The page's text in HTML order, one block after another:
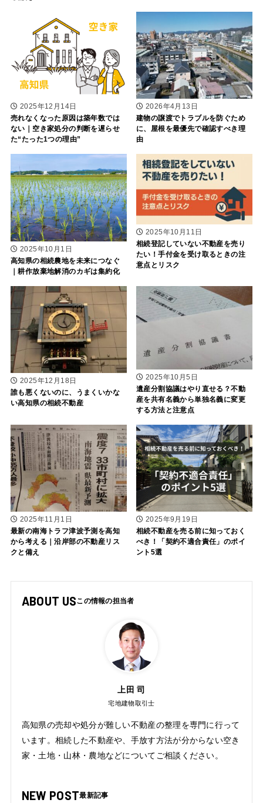
2025年12月14日
売れなくなった原因は築年数では
ない｜空き家処分の判断を遅らせ
た“たった1つの理由”
2026年4月13日
建物の譲渡でトラブルを防ぐため
に、屋根を最優先で確認すべき理
由
2025年10月1日
高知県の相続農地を未来につなぐ
｜耕作放棄地解消のカギは集約化
2025年10月11日
相続登記していない不動産を売り
たい！手付金を受け取るときの注
意点とリスク
2025年12月18日
誰も悪くないのに、うまくいかな
い高知県の相続不動産
2025年10月5日
遺産分割協議はやり直せる？不動
産を共有名義から単独名義に変更
する方法と注意点
2025年11月1日
最新の南海トラフ津波予測を高知
から考える｜沿岸部の不動産リス
クと備え
2025年9月19日
相続不動産を売る前に知っておく
べき！「契約不適合責任」のポイ
ント5選
ABOUT US
上田 司
宅地建物取引士
高知県の売却や処分が難しい不動産の整理を専門に行って
います。相続した不動産や、手放す方法が分からない空き
家・土地・山林・農地などについてご相談ください。
NEW POST